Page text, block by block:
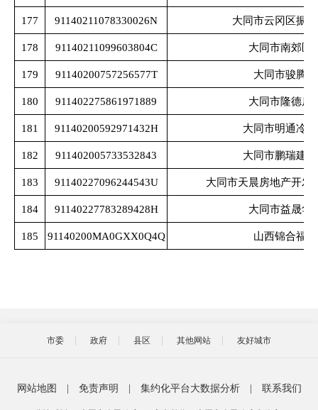
177 91140211078330026N 大同市云冈区振
178 91140211099603804C 大同市南郊区
179 91140200757256577T 大同市骏腾
180 911402275861971889 大同市隆德房
181 91140200592971432H 大同市明通冷
182 911402005733532843 大同市鹏瑞建
183 91140227096244543U 大同市天晨房地产开发
184 91140227783289428H 大同市益晟华
185 91140200MA0GXX0Q4Q 山西锦合福
市委 政府 县区 其他网站 友好城市
网站地图 免责声明 集约化平台大数据分析 联系我们